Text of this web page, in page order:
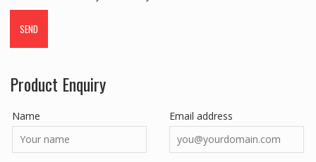
Product Enquiry
Name Email address